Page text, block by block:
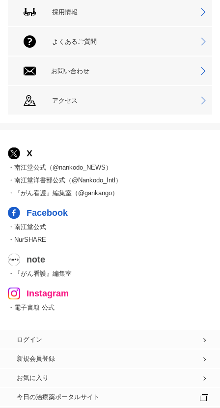
採用情報
よくあるご質問
お問い合わせ
アクセス
X
・南江堂公式（@nankodo_NEWS）
・南江堂洋書部公式（@Nankodo_Intl）
・『がん看護』編集室（@gankango）
Facebook
・南江堂公式
・NurSHARE
note
・『がん看護』編集室
Instagram
・電子書籍 公式
ログイン
新規会員登録
お気に入り
今日の治療薬ポータルサイト